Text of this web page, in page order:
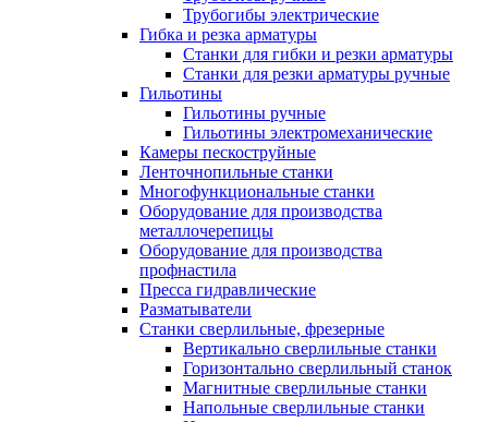
Трубогибы электрические
Гибка и резка арматуры
Станки для гибки и резки арматуры
Станки для резки арматуры ручные
Гильотины
Гильотины ручные
Гильотины электромеханические
Камеры пескоструйные
Ленточнопильные станки
Многофункциональные станки
Оборудование для производства
металлочерепицы
Оборудование для производства
профнастила
Пресса гидравлические
Разматыватели
Станки сверлильные, фрезерные
Вертикально сверлильные станки
Горизонтально сверлильный станок
Магнитные сверлильные станки
Напольные сверлильные станки